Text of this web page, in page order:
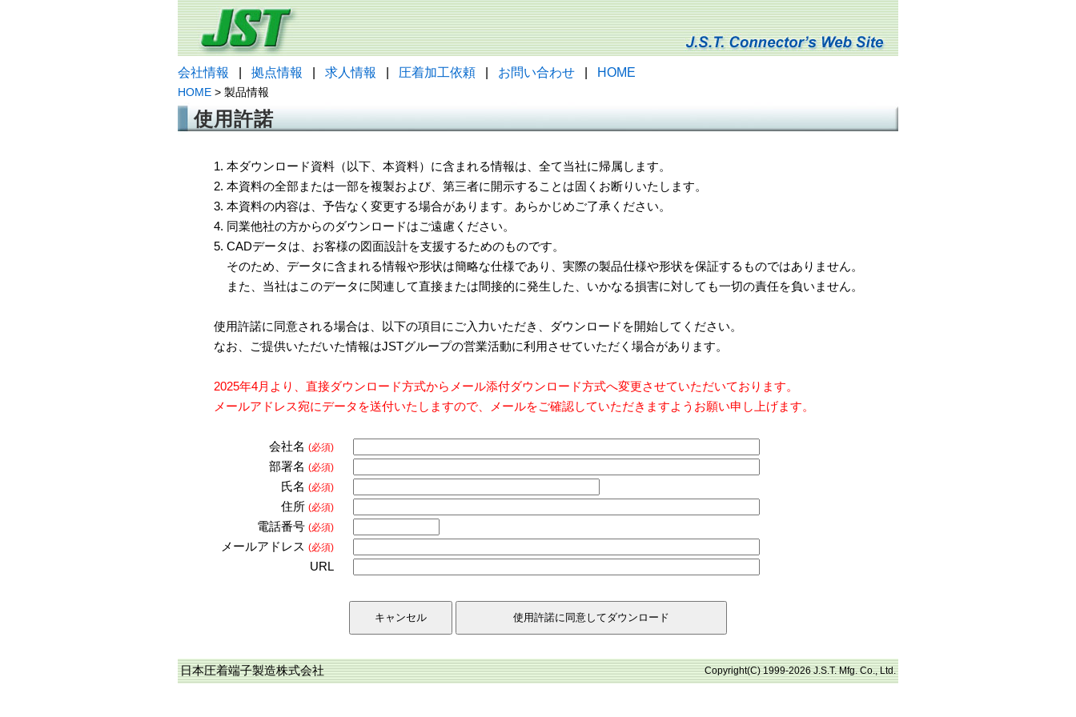
会社情報 拠点情報 求人情報 圧着加工依頼 お問い合わせ HOME
HOME > 製品情報
使用許諾
1. 本ダウンロード資料（以下、本資料）に含まれる情報は、全て当社に帰属します。
2. 本資料の全部または一部を複製および、第三者に開示することは固くお断りいたします。
3. 本資料の内容は、予告なく変更する場合があります。あらかじめご了承ください。
4. 同業他社の方からのダウンロードはご遠慮ください。
5. CADデータは、お客様の図面設計を支援するためのものです。
そのため、データに含まれる情報や形状は簡略な仕様であり、実際の製品仕様や形状を保証するものではありません。
また、当社はこのデータに関連して直接または間接的に発生した、いかなる損害に対しても一切の責任を負いません。
使用許諾に同意される場合は、以下の項目にご入力いただき、ダウンロードを開始してください。
なお、ご提供いただいた情報はJSTグループの営業活動に利用させていただく場合があります。
2025年4月より、直接ダウンロード方式からメール添付ダウンロード方式へ変更させていただいております。
メールアドレス宛にデータを送付いたしますので、メールをご確認していただきますようお願い申し上げます。
会社名 (必須)
部署名 (必須)
氏名 (必須)
住所 (必須)
電話番号 (必須)
メールアドレス (必須)
URL
日本圧着端子製造株式会社 Copyright(C) 1999-2026 J.S.T. Mfg. Co., Ltd.